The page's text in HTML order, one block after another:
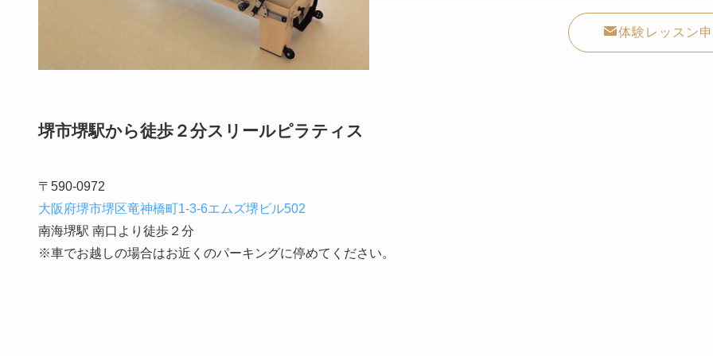
体験レッスン
堺市堺駅から徒歩２分スリールピラティス
〒590-0972
大阪府堺市堺区竜神橋町1-3-6エムズ堺ビル502
南海堺駅 南口より徒歩２分
※車でお越しの場合はお近くのパーキングに停めてください。